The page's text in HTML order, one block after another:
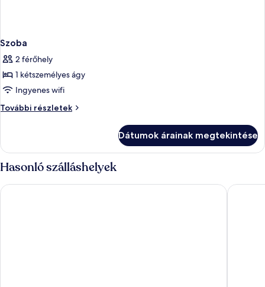
Szoba
2 férőhely
1 kétszemélyes ágy
Ingyenes wifi
További részletek
Szoba
Dátumok árainak megtekintése
Hasonló szálláshelyek
Hotel Venue G Grid Inn